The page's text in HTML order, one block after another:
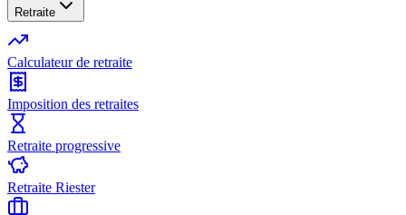
Retraite
Calculateur de retraite
Imposition des retraites
Retraite progressive
Retraite Riester